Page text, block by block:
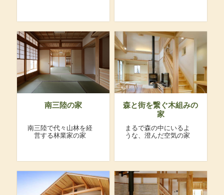
南三陸の家
南三陸で代々山林を経
営する林業家の家
森と街を繋ぐ木組みの
家
まるで森の中にいるよ
うな、澄んだ空気の家